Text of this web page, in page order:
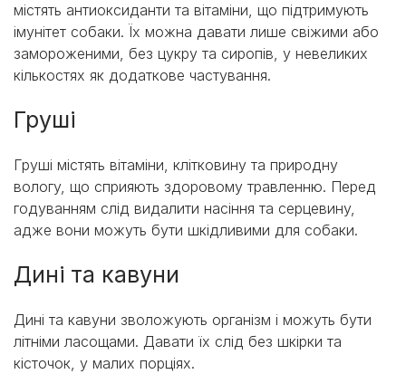
містять антиоксиданти та вітаміни, що підтримують
імунітет собаки. Їх можна давати лише свіжими або
замороженими, без цукру та сиропів, у невеликих
кількостях як додаткове частування.
Груші
Груші містять вітаміни, клітковину та природну
вологу, що сприяють здоровому травленню. Перед
годуванням слід видалити насіння та серцевину,
адже вони можуть бути шкідливими для собаки.
Дині та кавуни
Дині та кавуни зволожують організм і можуть бути
літніми ласощами. Давати їх слід без шкірки та
кісточок, у малих порціях.